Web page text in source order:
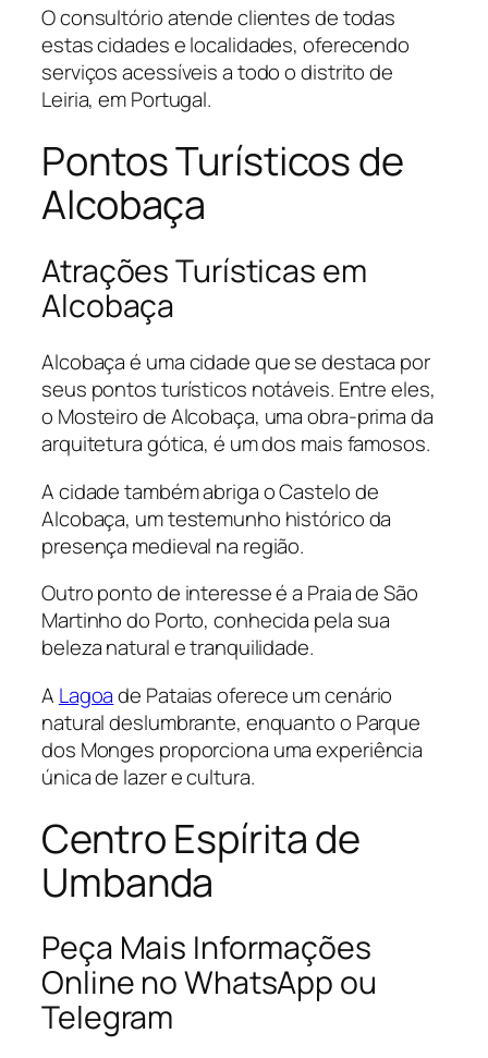
O consultório atende clientes de todas
estas cidades e localidades, oferecendo
serviços acessíveis a todo o distrito de
Leiria, em Portugal.
Pontos Turísticos de
Alcobaça
Atrações Turísticas em
Alcobaça
Alcobaça é uma cidade que se destaca por
seus pontos turísticos notáveis. Entre eles,
o Mosteiro de Alcobaça, uma obra-prima da
arquitetura gótica, é um dos mais famosos.
A cidade também abriga o Castelo de
Alcobaça, um testemunho histórico da
presença medieval na região.
Outro ponto de interesse é a Praia de São
Martinho do Porto, conhecida pela sua
beleza natural e tranquilidade.
A Lagoade Pataias oferece um cenário
natural deslumbrante, enquanto o Parque
dos Monges proporciona uma experiência
única de lazer e cultura.
Centro Espírita de
Umbanda
Peça Mais Informações
Online no WhatsApp ou
Telegram